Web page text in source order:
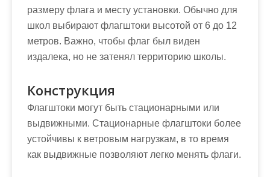
размеру флага и месту установки. Обычно для
школ выбирают флагштоки высотой от 6 до 12
метров. Важно, чтобы флаг был виден
издалека, но не затенял территорию школы.
Конструкция
Флагштоки могут быть стационарными или
выдвижными. Стационарные флагштоки более
устойчивы к ветровым нагрузкам, в то время
как выдвижные позволяют легко менять флаги.